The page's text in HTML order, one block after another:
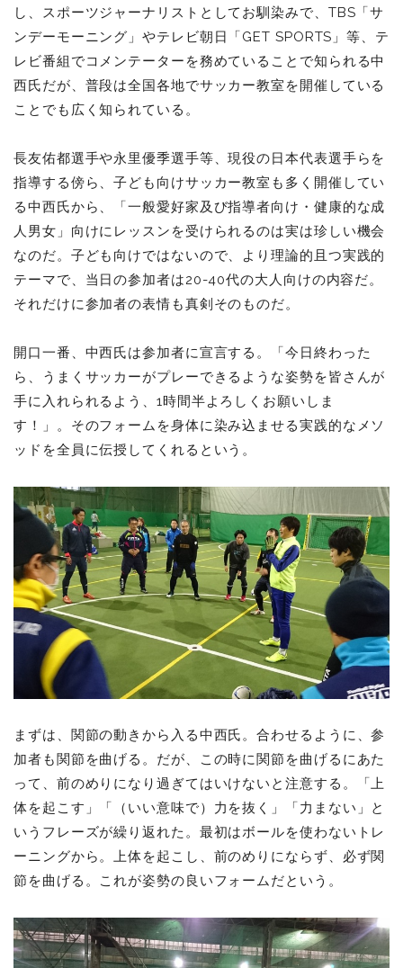
し、スポーツジャーナリストとしてお馴染みで、TBS「サ
ンデーモーニング」やテレビ朝日「GET SPORTS」等、テ
レビ番組でコメンテーターを務めていることで知られる中
西氏だが、普段は全国各地でサッカー教室を開催している
ことでも広く知られている。
長友佑都選手や永里優季選手等、現役の日本代表選手らを
指導する傍ら、子ども向けサッカー教室も多く開催してい
る中西氏から、「一般愛好家及び指導者向け・健康的な成
人男女」向けにレッスンを受けられるのは実は珍しい機会
なのだ。子ども向けではないので、より理論的且つ実践的
テーマで、当日の参加者は20-40代の大人向けの内容だ。
それだけに参加者の表情も真剣そのものだ。
開口一番、中西氏は参加者に宣言する。「今日終わった
ら、うまくサッカーがプレーできるような姿勢を皆さんが
手に入れられるよう、1時間半よろしくお願いしま
す！」。そのフォームを身体に染み込ませる実践的なメソ
ッドを全員に伝授してくれるという。
まずは、関節の動きから入る中西氏。合わせるように、参
加者も関節を曲げる。だが、この時に関節を曲げるにあた
って、前のめりになり過ぎてはいけないと注意する。「上
体を起こす」「（いい意味で）力を抜く」「力まない」と
いうフレーズが繰り返れた。最初はボールを使わないトレ
ーニングから。上体を起こし、前のめりにならず、必ず関
節を曲げる。これが姿勢の良いフォームだという。